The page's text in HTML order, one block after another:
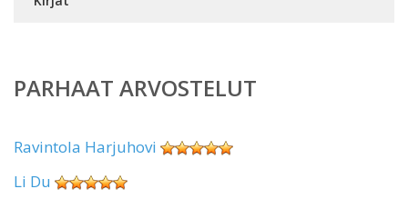
PARHAAT ARVOSTELUT
Ravintola Harjuhovi
Li Du